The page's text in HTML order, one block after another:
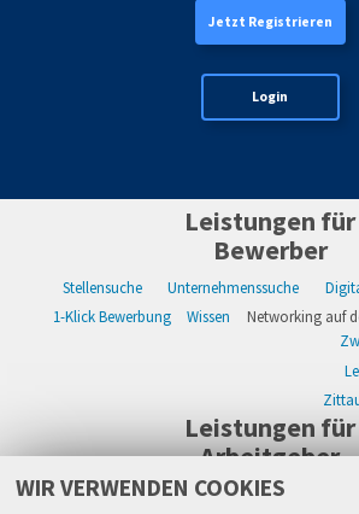
WIR VERWENDEN COOKIES
Jetzt Registrieren
Login
Leistungen für
Bewerber
Stellensuche Unternehmenssuche
1-Klick Bewerbung
Wissen
Networking auf
Leistungen für
Arbeitgeber
WIKWAY Online-Recruiting Kostenloses